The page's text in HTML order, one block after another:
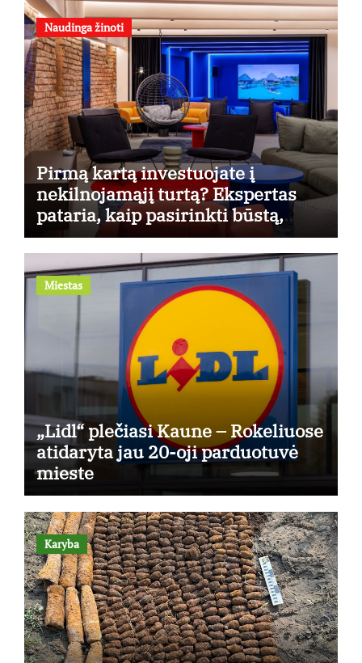
Naudinga žinoti
Pirmą kartą investuojate į
nekilnojamąjį turtą? Ekspertas
pataria, kaip pasirinkti būstą,
kuris generuos grąžą
Miestas
„Lidl“ plečiasi Kaune – Rokeliuose
atidaryta jau 20-oji parduotuvė
mieste
Karyba